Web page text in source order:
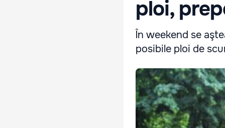
ploi,
În weekend se
posibile ploi de